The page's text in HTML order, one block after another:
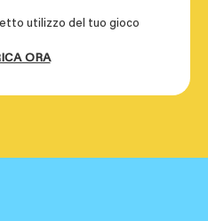
utilizzo del tuo gioco
ORA